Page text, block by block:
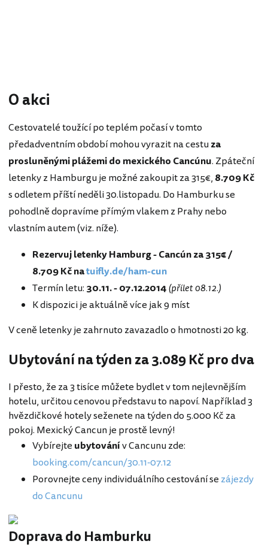
O akci
Cestovatelé toužící po teplém počasí v tomto
předadventním období mohou vyrazit na cestuza
prosluněnými plážemi do mexického Cancúnu. Zpáteční
letenky z Hamburgu je možné zakoupit za 315€, 8.709 Kč
s odletem příští neděli 30.listopadu. Do Hamburku se
pohodlně dopravíme přímým vlakem z Prahy nebo
vlastním autem (viz. níže).
Rezervuj letenky Hamburg - Cancún za 315€ /
8.709 Kč natuifly.de/ham-cun
Termín letu: 30.11. - 07.12.2014(přílet 08.12.)
K dispozici je aktuálně více jak 9 míst
V ceně letenky je zahrnuto zavazadlo o hmotnosti 20 kg.
Ubytování na týden za 3.089 Kč pro dva
I přesto, že za 3 tisíce můžete bydlet v tom nejlevnějším
hotelu, určitou cenovou představu to napoví. Například 3
hvězdičkové hotely seženete na týden do 5.000 Kč za
pokoj. Mexický Cancun je prostě levný!
Vybírejte ubytovánív Cancunu zde:
booking.com/cancun/30.11-07.12
Porovnejte ceny individuálního cestování se zájezdy
do Cancunu
Doprava do Hamburku